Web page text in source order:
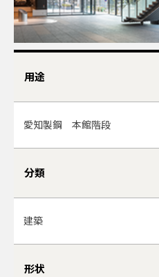
用途
愛知製鋼 本館階段
分類
建築
形状